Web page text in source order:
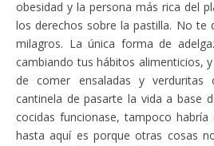
obesidad y la persona más rica del
los derechos sobre la pastilla. No te
milagros. La única forma de
cambiando tus hábitos alimenticios,
de comer ensaladas y verduritas
cantinela de pasarte la vida a base
cocidas funcionase, tampoco habría
hasta aquí es porque otras cosas